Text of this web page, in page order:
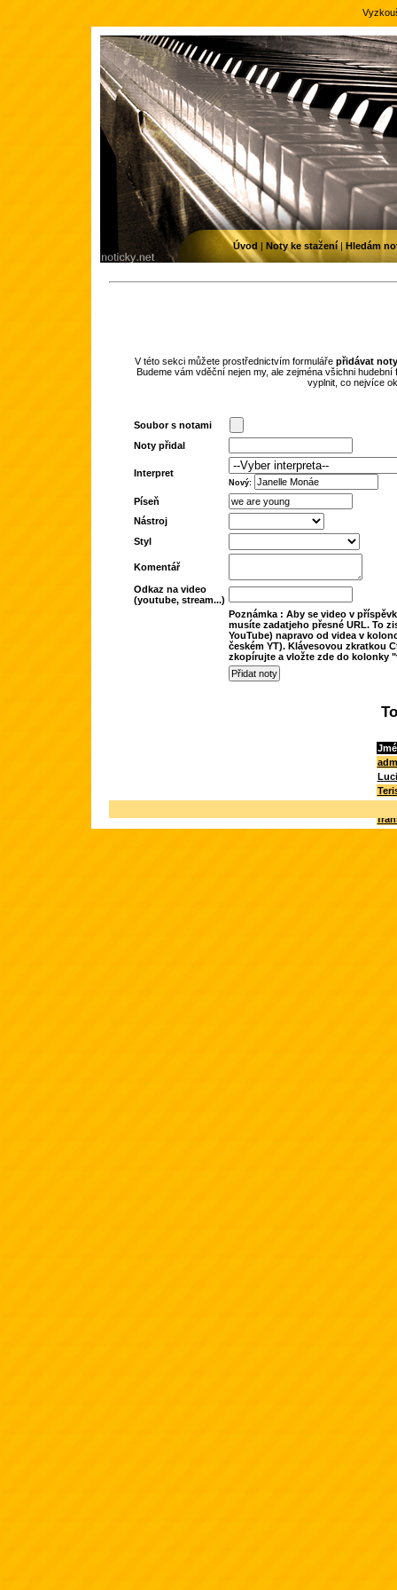
V této sekci můžete prostřednictvím formuláře přidávat noty
Budeme vám vděční nejen my, ale zejména všichni
vyplnit, co nejvíce
Soubor s notami
Noty přidal
Interpret
Nový:
Píseň
Nástroj
Styl
Komentář
Odkaz na video
(youtube, stream...)
Poznámka : Aby se video v
musíte zadatjeho přesné URL. To
YouTube) napravo od videa v
českém YT). Klávesovou zkratkou
zkopírujte a vložte zde do kolonky
Úvod | Noty ke stažení| Hledám